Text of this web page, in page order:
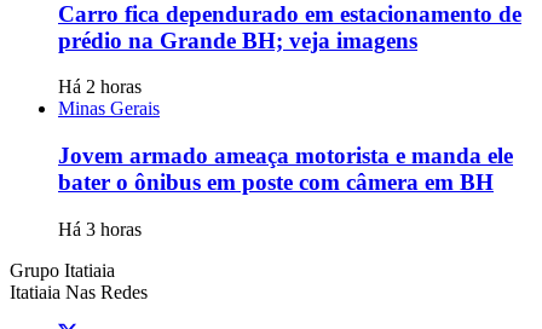
Carro fica dependurado em estacionamento de
prédio na Grande BH; veja imagens
Há 2 horas
Minas Gerais
Jovem armado ameaça motorista e manda ele
bater o ônibus em poste com câmera em BH
Há 3 horas
Grupo Itatiaia
Itatiaia Nas Redes